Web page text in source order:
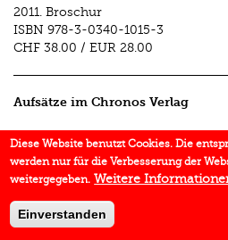
2011. Broschur
ISBN 978-3-0340-1015-3
CHF 38.00 / EUR 28.00
Aufsätze im Chronos Verlag
Einleitung
In:LautSchriftSprache 2011.
Diese Website benutzt Cookies. Die
werden nur für die Verbesserung der
weitergegeben. Weitere
Einverstanden